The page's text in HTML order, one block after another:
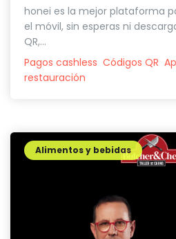
honei es la mejor plataforma
el móvil, sin esperas ni
QR,...
Pagos cashless Códigos QR
restauración
Alimentos y bebidas